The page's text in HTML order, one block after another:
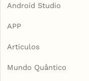
Android Studio
APP
Articulos
Mundo Quântico